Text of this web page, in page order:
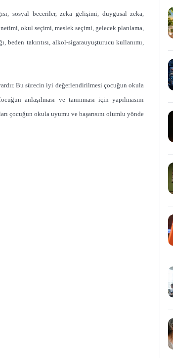
sosyal beceriler, zeka gelişimi, duygusal zeka,
okul seçimi, meslek seçimi, gelecek planlama,
beden takıntısı, alkol-sigarauyuşturucu kullanımı,
Bu sürecin iyi değerlendirilmesi çocuğun okula
anlaşılması ve tanınması için yapılmasını
çocuğun okula uyumu ve başarısını olumlu yönde